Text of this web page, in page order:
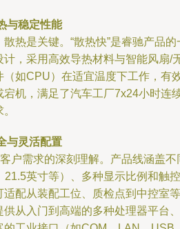
与稳定性能
热是关键。“散热快”是睿驰产品的
，采用高效导热材料与智能风扇/
如CPU）在适宜温度下工作，有
机，满足了汽车工厂7x24小时连
与灵活配置
户需求的深刻理解。产品线涵盖不
英寸等）、多种显示比例和触控
配从装配工位、质检点到中控室等
从入门到高端的多种处理器平台、